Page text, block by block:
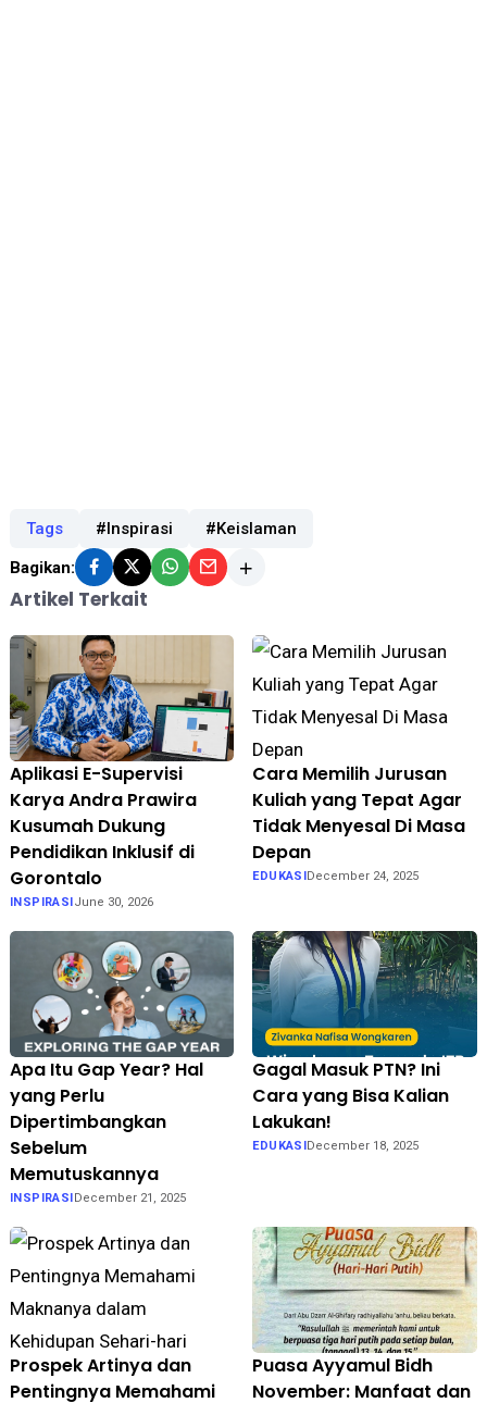
Tags #Inspirasi #Keislaman
Bagikan:
Artikel Terkait
Aplikasi E-Supervisi
Karya Andra Prawira
Kusumah Dukung
Pendidikan Inklusif di
Gorontalo
INSPIRASI June 30, 2026
Cara Memilih Jurusan
Kuliah yang Tepat Agar
Tidak Menyesal Di Masa
Depan
EDUKASI December 24, 2025
Apa Itu Gap Year? Hal
yang Perlu
Dipertimbangkan
Sebelum
Memutuskannya
INSPIRASI December 21, 2025
Gagal Masuk PTN? Ini
Cara yang Bisa Kalian
Lakukan!
EDUKASI December 18, 2025
Prospek Artinya dan
Pentingnya Memahami
Puasa Ayyamul Bidh
November: Manfaat dan